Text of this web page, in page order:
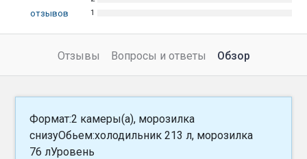
отзывов
Отзывы Вопросы и ответы Обзор
Формат:2 камеры(а), морозилка
снизуОбьем:холодильник 213 л, морозилка
76 лУровень